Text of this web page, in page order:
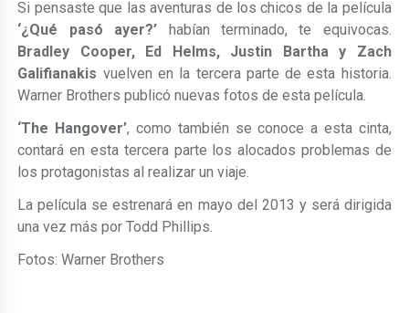
Si pensaste que las aventuras de los chicos de la película
‘¿Qué pasó ayer?’ habían terminado, te equivocas.
Bradley Cooper, Ed Helms, Justin Bartha y Zach
Galifianakis vuelven en la tercera parte de esta historia.
Warner Brothers publicó nuevas fotos de esta película.
‘The Hangover’, como también se conoce a esta cinta,
contará en esta tercera parte los alocados problemas de
los protagonistas al realizar un viaje.
La película se estrenará en mayo del 2013 y será dirigida
una vez más por Todd Phillips.
Fotos: Warner Brothers